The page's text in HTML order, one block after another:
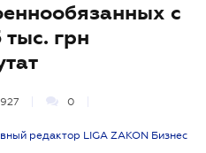
с
тыс. грн
927 0
редактор LIGA ZAKON Бизнес